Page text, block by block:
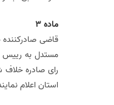
ماده 3
قاضی
مستدل به رییس
رای صادره
استان اعلام